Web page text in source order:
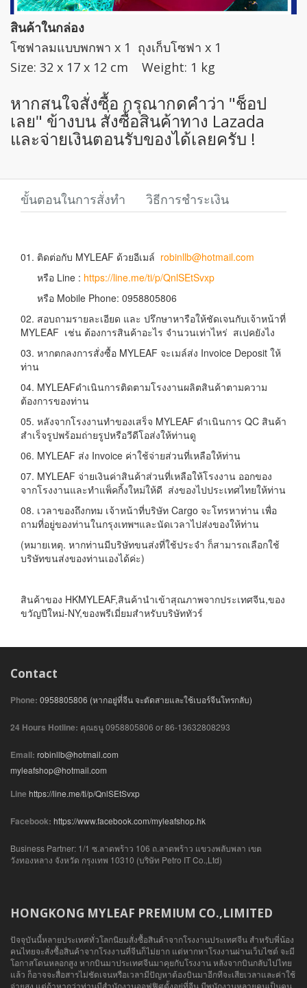
สินค้าในกล่อง
โซฟาลมแบบพกพา x 1 ถุงเก็บโซฟา x 1
Size: 32 x 17 x 12 cm Weight: 1 kg
หากสนใจสั่งซื้อ กรุณากดคำว่า "ช็อป
เลย" ข้างบน สั่งซื้อสินค้าทาง Lazada
และจ่ายเงินตอนรับของได้เลยครับ !
ขั้นตอนในการสั่งทำ วิธีการชำระเงิน
01. ติดต่อกับ MYLEAF ด้วยอีเมล์ robinllb@hotmail.com
หรือ Line : https://line.me/ti/p/QnlSEtSvxp
หรือ Mobile Phone: 0958805806
02. สอบถามรายละเอียด และ ปรึกษาหารือให้ชัดเจนกับเจ้าหน้าที่
MYLEAF เช่น ต้องการสินค้าอะไร จำนวนเท่าไหร่ สเปคยังไง
03. หากตกลงการสั่งซื้อ MYLEAF จะเมล์ส่ง Invoice Deposit ให้
ท่าน
04. MYLEAFดำเนินการติดตามโรงงานผลิตสินค้าตามความ
ต้องการของท่าน
05. หลังจากโรงงานทำของเสร็จ MYLEAF ดำเนินการ QC สินค้า
สำเร็จรูปพร้อมถ่ายรูปหรือวีดีโอส่งให้ท่านดู
06. MYLEAF ส่ง Invoice ค่าใช้จ่ายส่วนที่เหลือให้ท่าน
07. MYLEAF จ่ายเงินค่าสินค้าส่วนที่เหลือให้โรงงาน ออกของ
จากโรงงานและทำแพ็คกิ้งใหม่ให้ดี ส่งของไปประเทศไทยให้ท่าน
08. เวลาของถึงกทม เจ้าหน้าที่บริษัท Cargo จะโทรหาท่าน เพื่อ
ถามที่อยู่ของท่านในกรุงเทพฯและนัดเวลาไปส่งของให้ท่าน
(หมายเหตุ. หากท่านมีบริษัทขนส่งที่ใช้ประจำ ก็สามารถเลือกใช้
บริษัทขนส่งของท่านเองได้ค่ะ)
สินค้าของ HKMYLEAF,สินค้านำเข้าสุณภาพจากประเทศจีน,ของ
ขวัญปีใหม่-NY,ของพรีเมี่ยมสำหรับบริษัททัวร์
Contact
Phone: 0958805806 (หากอยู่ที่จีน จะตัดสายและใช้เบอร์จีนโทรกลับ)
24 Hours Hotline: คุณธนู 0958805806 or 86-13632808293
Email: robinllb@hotmail.com
myleafshop@hotmail.com
Line https://line.me/ti/p/QnlSEtSvxp
Facebook: https://www.facebook.com/myleafshop.hk
Business Partner: 1/1 ซ.ลาดพร้าว 106 ถ.ลาดพร้าว แขวงพลับพลา เขต
วังทองหลาง จังหวัด กรุงเทพ 10310 (บริษัท Petro IT Co.,Ltd)
HONGKONG MYLEAF PREMIUM CO.,LIMITED
ปัจจุบันนี้หลายประเทศทั่วโลกนิยมสั่งซื้อสินค้าจากโรงงานประเทศจีน สำหรับพี่น้อง
คนไทยจะสั่งซื้อสินค้าจากโรงงานที่จีนก็ไม่ยาก แต่หากหาโรงงานผ่านเว็บไซต์ จะมี
โอกาสโดนหลอกสูง หากบินมาประเทศจีนมาคุยกับโรงงาน หลังจากบินกลับไปไทย
แล้ว ก็อาจจะสื่อสารไม่ชัดเจนหรือเวลามีปัญหาต้องบินมาอีกทีจะเสียเวลาและค่าใช้
จ่ายสูง แต่ถ้าหากว่าท่านมีสำนักงานออฟฟิศตั้งอยู่ที่จีน มีพนักงานหลายคนเป็นคน